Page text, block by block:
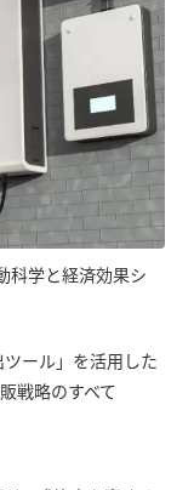
科学と経済効果シ
ツール」を活用した
戦略のすべて